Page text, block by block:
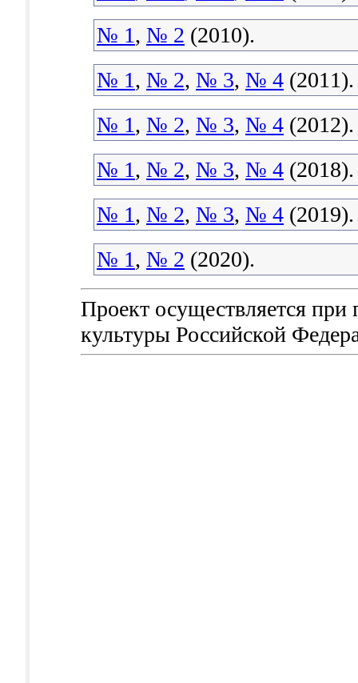
№ 1, № 2 (2010).
№ 1, № 2, № 3, № 4 (2011).
№ 1, № 2, № 3, № 4 (2012).
№ 1, № 2, № 3, № 4 (2018).
№ 1, № 2, № 3, № 4 (2019).
№ 1, № 2 (2020).
Проект осуществляется
культуры Российской